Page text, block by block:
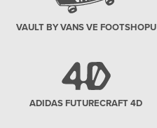
VAULT BY VANS VE FOOTSHOPU
ADIDAS FUTURECRAFT 4D